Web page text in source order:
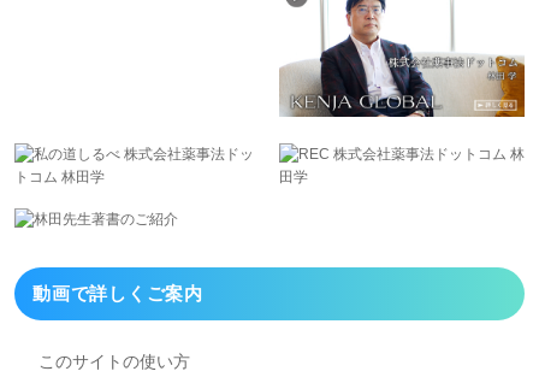
動画で詳しくご案内
このサイトの使い方